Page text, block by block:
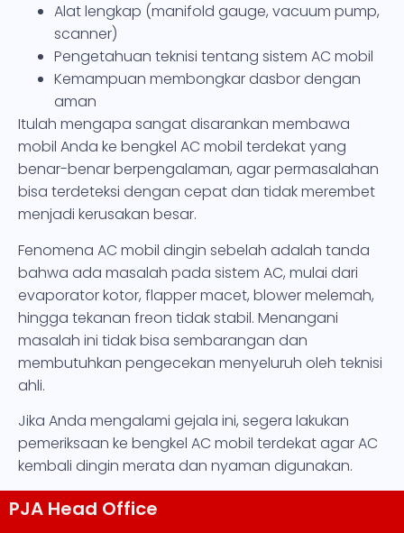
Alat lengkap (manifold gauge, vacuum pump,
scanner)
Pengetahuan teknisi tentang sistem AC mobil
Kemampuan membongkar dasbor dengan
aman
Itulah mengapa sangat disarankan membawa
mobil Anda ke bengkel AC mobil terdekat yang
benar-benar berpengalaman, agar permasalahan
bisa terdeteksi dengan cepat dan tidak merembet
menjadi kerusakan besar.
Fenomena AC mobil dingin sebelah adalah tanda
bahwa ada masalah pada sistem AC, mulai dari
evaporator kotor, flapper macet, blower melemah,
hingga tekanan freon tidak stabil. Menangani
masalah ini tidak bisa sembarangan dan
membutuhkan pengecekan menyeluruh oleh teknisi
ahli.
Jika Anda mengalami gejala ini, segera lakukan
pemeriksaan ke bengkel AC mobil terdekat agar AC
kembali dingin merata dan nyaman digunakan.
PJA Head Office